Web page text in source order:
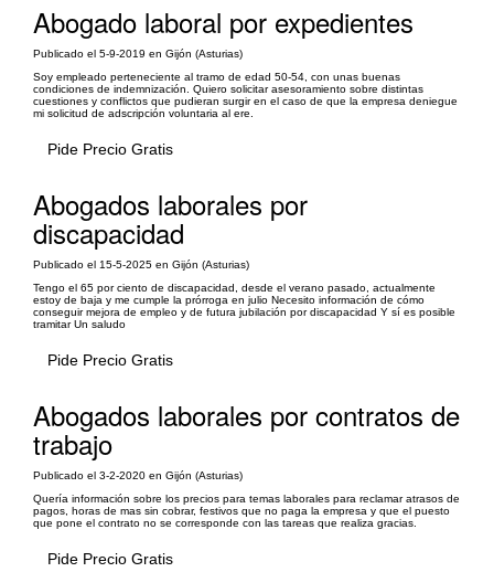
Abogado laboral por expedientes
Publicado el 5-9-2019 en Gijón (Asturias)
Soy empleado perteneciente al tramo de edad 50-54, con unas buenas
condiciones de indemnización. Quiero solicitar asesoramiento sobre distintas
cuestiones y conflictos que pudieran surgir en el caso de que la empresa deniegue
mi solicitud de adscripción voluntaria al ere.
Pide Precio Gratis
Abogados laborales por
discapacidad
Publicado el 15-5-2025 en Gijón (Asturias)
Tengo el 65 por ciento de discapacidad, desde el verano pasado, actualmente
estoy de baja y me cumple la prórroga en julio Necesito información de cómo
conseguir mejora de empleo y de futura jubilación por discapacidad Y sí es posible
tramitar Un saludo
Pide Precio Gratis
Abogados laborales por contratos de
trabajo
Publicado el 3-2-2020 en Gijón (Asturias)
Quería información sobre los precios para temas laborales para reclamar atrasos de
pagos, horas de mas sin cobrar, festivos que no paga la empresa y que el puesto
que pone el contrato no se corresponde con las tareas que realiza gracias.
Pide Precio Gratis